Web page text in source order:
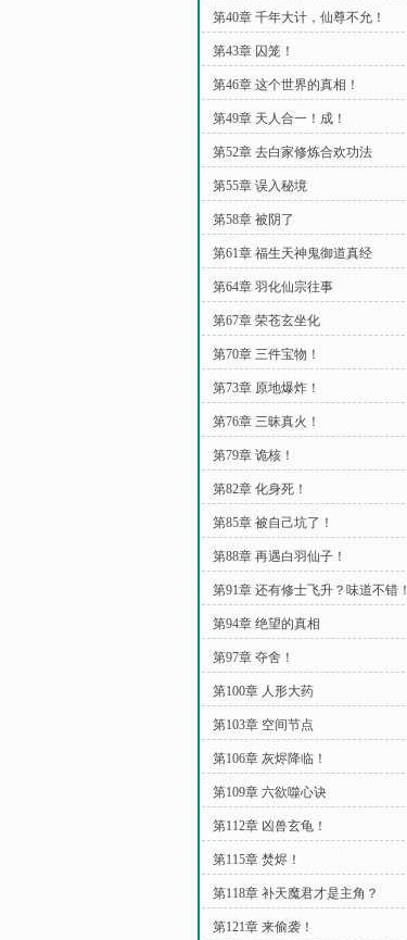
第40章 千年大计，仙尊不允！
第43章 囚笼！
第46章 这个世界的真相！
第49章 天人合一！成！
第52章 去白家修炼合欢功法
第55章 误入秘境
第58章 被阴了
第61章 福生天神鬼御道真经
第64章 羽化仙宗往事
第67章 荣苍玄坐化
第70章 三件宝物！
第73章 原地爆炸！
第76章 三昧真火！
第79章 诡核！
第82章 化身死！
第85章 被自己坑了！
第88章 再遇白羽仙子！
第91章 还有修士飞升？味道不错！
第94章 绝望的真相
第97章 夺舍！
第100章 人形大药
第103章 空间节点
第106章 灰烬降临！
第109章 六欲噬心诀
第112章 凶兽玄龟！
第115章 焚烬！
第118章 补天魔君才是主角？
第121章 来偷袭！